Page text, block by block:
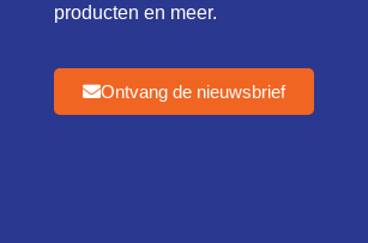
producten en meer.
Ontvang de nieuwsbrief